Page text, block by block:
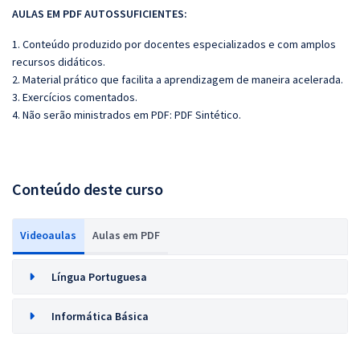
AULAS EM PDF AUTOSSUFICIENTES:
1. Conteúdo produzido por docentes especializados e com amplos
recursos didáticos.
2. Material prático que facilita a aprendizagem de maneira acelerada.
3. Exercícios comentados.
4. Não serão ministrados em PDF: PDF Sintético.
Conteúdo deste curso
Videoaulas Aulas em PDF
Língua Portuguesa
Informática Básica